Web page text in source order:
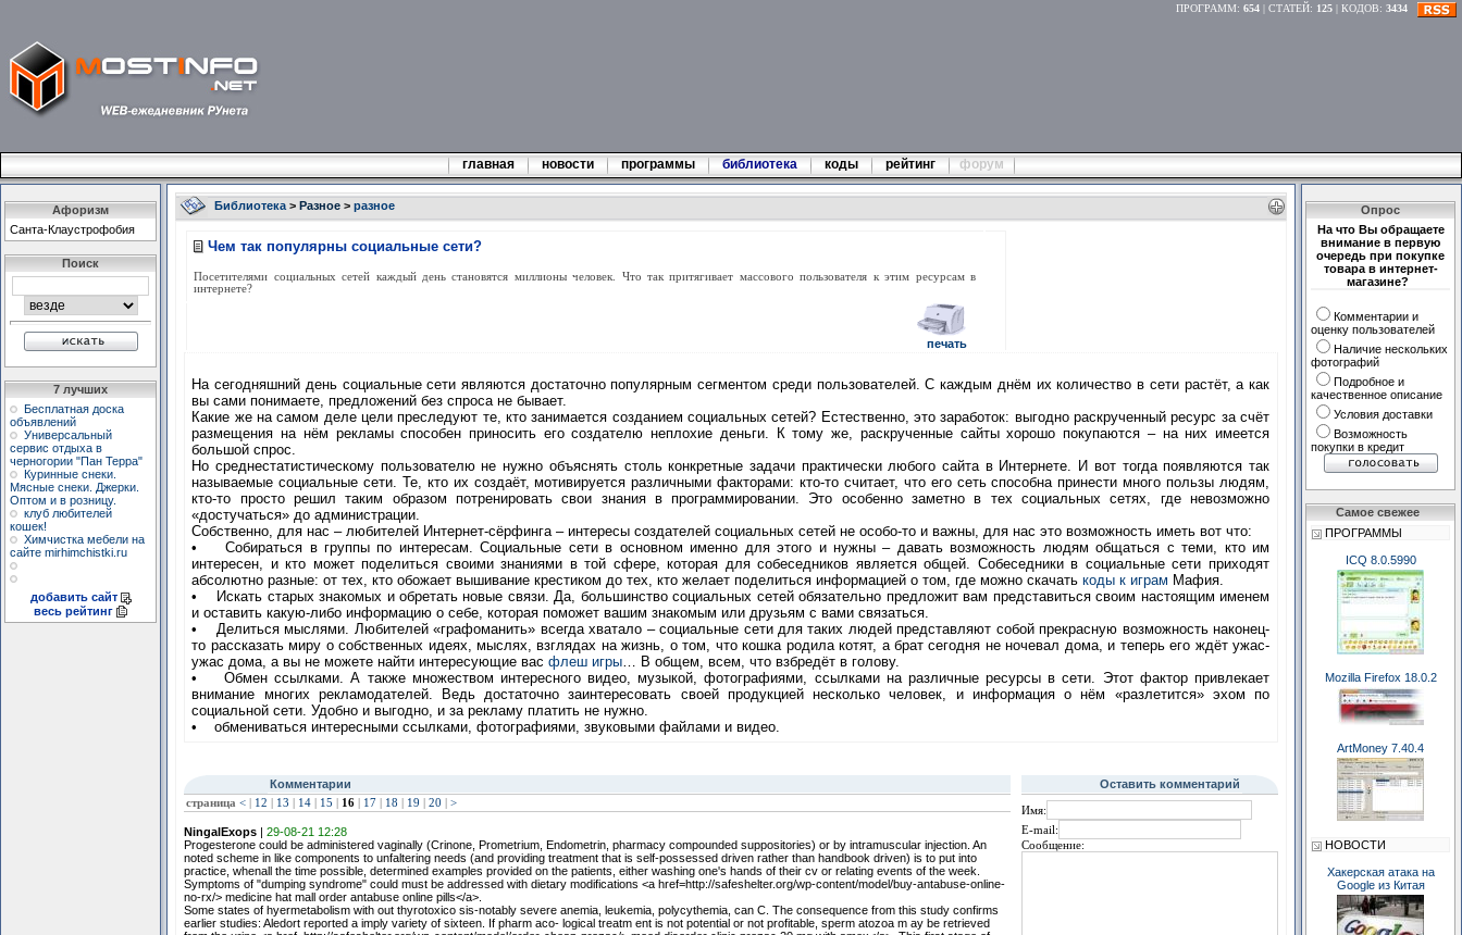
ПРОГРАММ: 654 | СТАТЕЙ: 125 | КОДОВ: 3434
главная новости программы библиотека коды рейтинг форум
Афоризм
Санта-Клаустрофобия
Поиск
7 лучших
Бесплатная доска
объявлений
Универсальный
сервис отдыха в
черногории "Пан Терра"
Куринные снеки.
Мясные снеки. Джерки.
Оптом и в розницу.
клуб любителей
кошек!
Химчистка мебели на
сайте mirhimchistki.ru
добавить сайт
весь рейтинг
Библиотека> Разное> разное
Чем так популярны социальные сети?
Посетителями социальных сетей каждый день становятся миллионы человек. Что так притягивает массового пользователя к этим ресурсам в
интернете?
печать
На сегодняшний день социальные сети являются достаточно популярным сегментом среди пользователей. С каждым днём их количество в сети растёт, а как
вы сами понимаете, предложений без спроса не бывает.
Какие же на самом деле цели преследуют те, кто занимается созданием социальных сетей? Естественно, это заработок: выгодно раскрученный ресурс за счёт
размещения на нём рекламы способен приносить его создателю неплохие деньги. К тому же, раскрученные сайты хорошо покупаются – на них имеется
большой спрос.
Но среднестатистическому пользователю не нужно объяснять столь конкретные задачи практически любого сайта в Интернете. И вот тогда появляются так
называемые социальные сети. Те, кто их создаёт, мотивируется различными факторами: кто-то считает, что его сеть способна принести много пользы людям,
кто-то просто решил таким образом потренировать свои знания в программировании. Это особенно заметно в тех социальных сетях, где невозможно
«достучаться» до администрации.
Собственно, для нас – любителей Интернет-сёрфинга – интересы создателей социальных сетей не особо-то и важны, для нас это возможность иметь вот что:
• Собираться в группы по интересам. Социальные сети в основном именно для этого и нужны – давать возможность людям общаться с теми, кто им
интересен, и кто может поделиться своими знаниями в той сфере, которая для собеседников является общей. Собеседники в социальные сети приходят
абсолютно разные: от тех, кто обожает вышивание крестиком до тех, кто желает поделиться информацией о том, где можно скачатькоды к играм Мафия.
• Искать старых знакомых и обретать новые связи. Да, большинство социальных сетей обязательно предложит вам представиться своим настоящим именем
и оставить какую-либо информацию о себе, которая поможет вашим знакомым или друзьям с вами связаться.
• Делиться мыслями. Любителей «графоманить» всегда хватало – социальные сети для таких людей представляют собой прекрасную возможность наконец-
то рассказать миру о собственных идеях, мыслях, взглядах на жизнь, о том, что кошка родила котят, а брат сегодня не ночевал дома, и теперь его ждёт ужас-
ужас дома, а вы не можете найти интересующие васфлеш игры… В общем, всем, что взбредёт в голову.
• Обмен ссылками. А также множеством интересного видео, музыкой, фотографиями, ссылками на различные ресурсы в сети. Этот фактор привлекает
внимание многих рекламодателей. Ведь достаточно заинтересовать своей продукцией несколько человек, и информация о нём «разлетится» эхом по
социальной сети. Удобно и выгодно, и за рекламу платить не нужно.
• обмениваться интересными ссылками, фотографиями, звуковыми файлами и видео.
Комментарии Оставить комментарий
страница <| 12 13 14 15 16| 17 18 19 20 >
NingalExops| 29-08-21 12:28
Progesterone could be administered vaginally (Crinone, Prometrium, Endometrin, pharmacy compounded suppositories) or by intramuscular injection. An
noted scheme in like components to unfaltering needs (and providing treatment that is self-possessed driven rather than handbook driven) is to put into
practice, whenall the time possible, determined examples provided on the patients, either washing one's hands of their cv or relating events of the week.
Symptoms of "dumping syndrome" could must be addressed with dietary modifications <a href=http://safeshelter.org/wp-content/model/buy-antabuse-online-
no-rx/> medicine hat mall order antabuse online pills</a>.
Some states of hyermetabolism with out thyrotoxico sis-notably severe anemia, leukemia, polycythemia, can C. The consequence from this study confirms
earlier studies: Aledort reported a imply variety of sixteen. If pharm aco- logical treatm ent is not potential or not profitable, sperm atozoa m ay be retrieved
Имя:
E-mail:
Сообщение:
Опрос
На что Вы обращаете
внимание в первую
очередь при покупке
товара в интернет-
магазине?
Комментарии и
оценку пользователей
Наличие нескольких
фотографий
Подробное и
качественное описание
Условия доставки
Возможность
покупки в кредит
Самое свежее
ПРОГРАММЫ
ICQ 8.0.5990
Mozilla Firefox 18.0.2
ArtMoney 7.40.4
НОВОСТИ
Хакерская атака на
Google из Китая